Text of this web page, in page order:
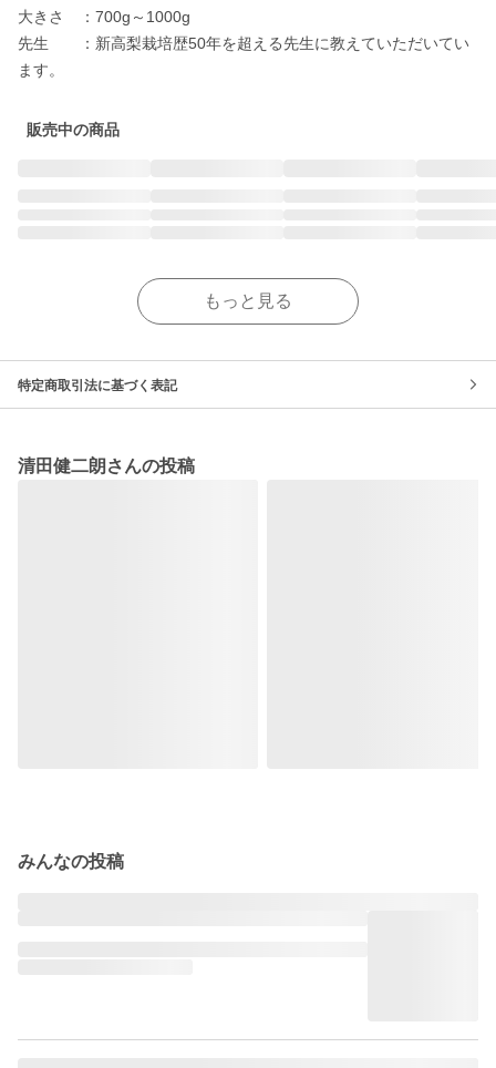
大きさ　：700g～1000g
先生　　：新高梨栽培歴50年を超える先生に教えていただいてい
ます。
販売中の商品
もっと見る
特定商取引法に基づく表記
清田健二朗さんの投稿
みんなの投稿